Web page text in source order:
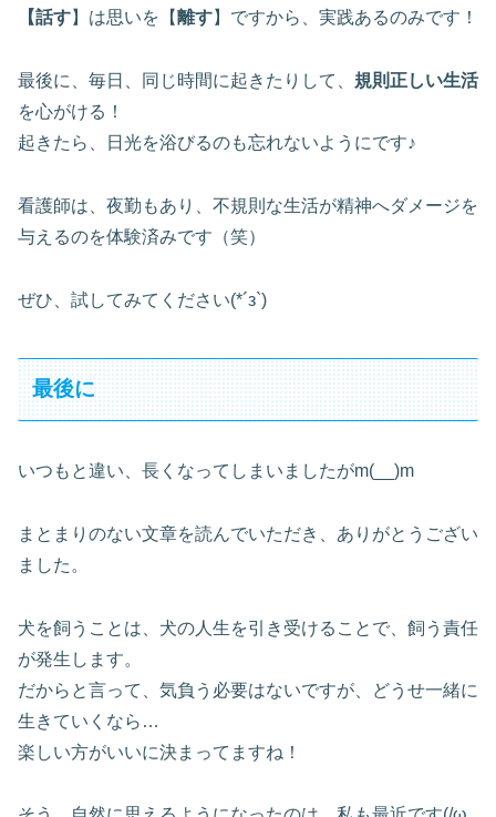
【話す】は思いを【離す】ですから、実践あるのみです！
最後に、毎日、同じ時間に起きたりして、 規則正しい生活
を心がける！
起きたら、日光を浴びるのも忘れないようにです♪
看護師は、夜勤もあり、不規則な生活が精神へダメージを
与えるのを体験済みです（笑）
ぜひ、試してみてください(*´з`)
最後に
いつもと違い、長くなってしまいましたがm(__)m
まとまりのない文章を読んでいただき、ありがとうござい
ました。
犬を飼うことは、犬の人生を引き受けることで、飼う責任
が発生します。
だからと言って、気負う必要はないですが、どうせ一緒に
生きていくなら…
楽しい方がいいに決まってますね！